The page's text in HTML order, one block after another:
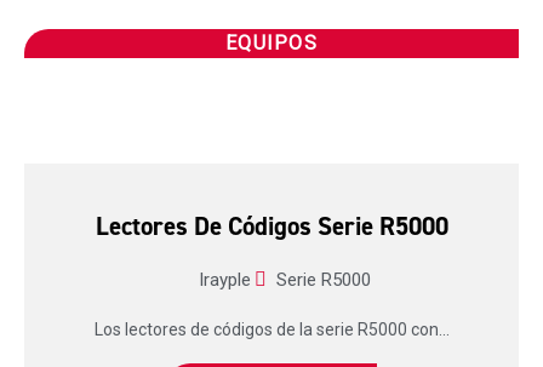
EQUIPOS
Lectores De Códigos Serie R5000
Irayple Serie R5000
Los lectores de códigos de la serie R5000 con...